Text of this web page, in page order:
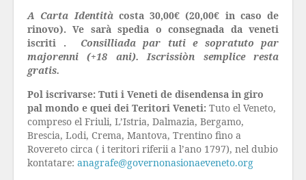
A Carta Identità costa 30,00€ (20,00€ in caso de
rinovo). Ve sarà spedia o consegnada da veneti
iscriti .
Consilliada par tuti e sopratuto par
majorenni (+18 ani). Iscrissiòn semplice resta
gratis.
Pol iscrivarse: Tuti i Veneti de disendensa in giro
pal mondo e quei dei Teritori Veneti: Tuto el Veneto,
compreso el Friuli, L’Istria, Dalmazia, Bergamo,
Brescia, Lodi, Crema, Mantova, Trentino fino a
Rovereto circa ( i teritori riferii a l’ano 1797), nel dubio
kontatare: anagrafe@governonasionaeveneto.org